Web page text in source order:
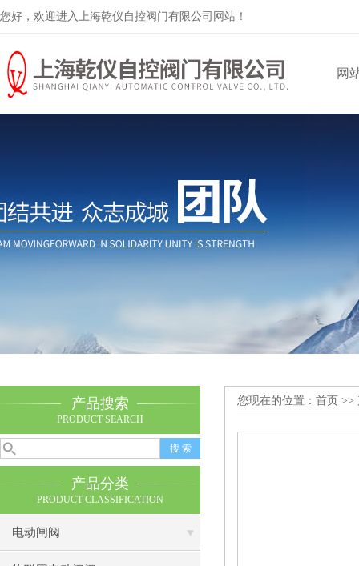
您好，欢迎进入上海乾仪自控阀门有限公司网站！
网
产品搜索
PRODUCT SEARCH
产品分类
PRODUCT CLASSIFICATION
电动闸阀
您现在的位置： 首页 >>